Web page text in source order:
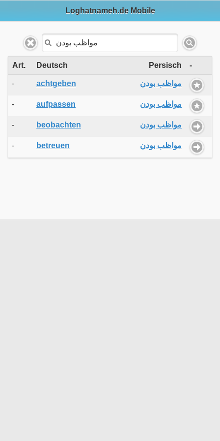
Loghatnameh.de Mobile
Art. Deutsch Persisch -
- achtgeben مواظب بودن
- aufpassen مواظب بودن
- beobachten مواظب بودن
- betreuen مواظب بودن